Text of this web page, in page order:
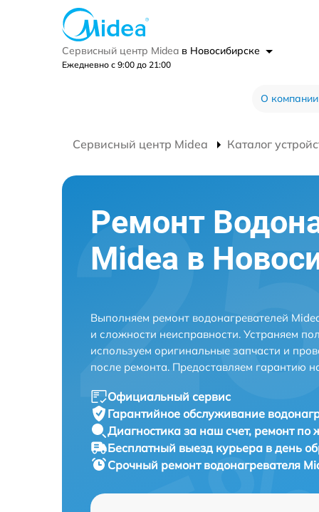
Сервисный центр Midea в Новосибирске
Ежедневно с 9:00 до 21:00
О компании
Сервисный центр Midea Каталог
Ремонт
Midea в
Выполняем ремонт водонагревателей
и сложности неисправности. Устраняем
используем оригинальные запчасти и
после ремонта. Предоставляем гарантию
Официальный сервис
Гарантийное обслуживание
Диагностика за наш счет, ремонт по
Бесплатный выезд курьера в день
Срочный ремонт водонагревателя